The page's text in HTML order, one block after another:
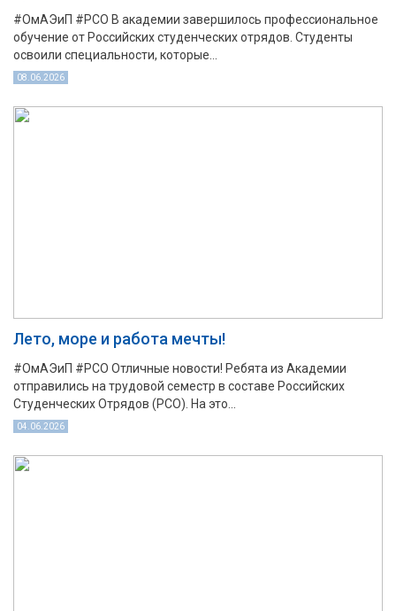
#ОмАЭиП #РСО В академии завершилось профессиональное
обучение от Российских студенческих отрядов. Студенты
освоили специальности, которые...
08.06.2026
Лето, море и работа мечты!
#ОмАЭиП #РСО Отличные новости! Ребята из Академии
отправились на трудовой семестр в составе Российских
Студенческих Отрядов (РСО). На это...
04.06.2026